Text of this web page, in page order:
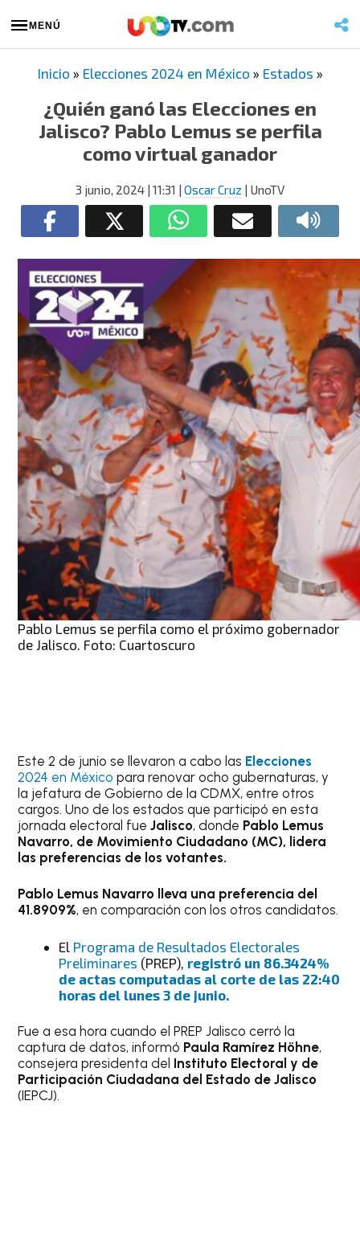
MENÚ
Inicio » Elecciones 2024 en México » Estados »
¿Quién ganó las Elecciones en
Jalisco? Pablo Lemus se perfila
como virtual ganador
3 junio, 2024 | 11:31 | Oscar Cruz | UnoTV
Pablo Lemus se perfila como el próximo gobernador
de Jalisco. Foto: Cuartoscuro
Este 2 de junio se llevaron a cabo las Elecciones
2024 en Méxicopara renovar ocho gubernaturas, y
la jefatura de Gobierno de la CDMX, entre otros
cargos. Uno de los estados que participó en esta
jornada electoral fueJalisco, donde Pablo Lemus
Navarro, de Movimiento Ciudadano (MC), lidera
las preferencias de los votantes.
Pablo Lemus Navarro lleva una preferencia del
41.8909%, en comparación con los otros candidatos.
El Programa de Resultados Electorales
Preliminares (PREP), registró un 86.3424%
de actas computadas al corte de las 22:40
horas del lunes 3 de junio.
Fue a esa hora cuando el PREP Jalisco cerró la
captura de datos, informó Paula Ramírez Höhne,
consejera presidenta del Instituto Electoral y de
Participación Ciudadana del Estado de Jalisco
(IEPCJ).